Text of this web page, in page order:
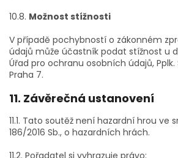
10.8. Možnost stížnosti
V případě pochybností o zákonném
údajů může účastník podat stížnost u
Úřad pro ochranu osobních údajů, Pplk.
Praha 7.
11. Závěrečná ustanovení
11.1. Tato soutěž není hazardní hrou ve
186/2016 Sb., o hazardních hrách.
11.2. Pořadatel si vyhrazuje právo: